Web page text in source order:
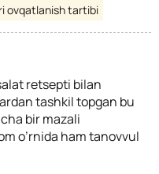
ovqatlanish tartibi
retsepti bilan
tashkil topgan bu
bir mazali
o’rnida ham tanovvul